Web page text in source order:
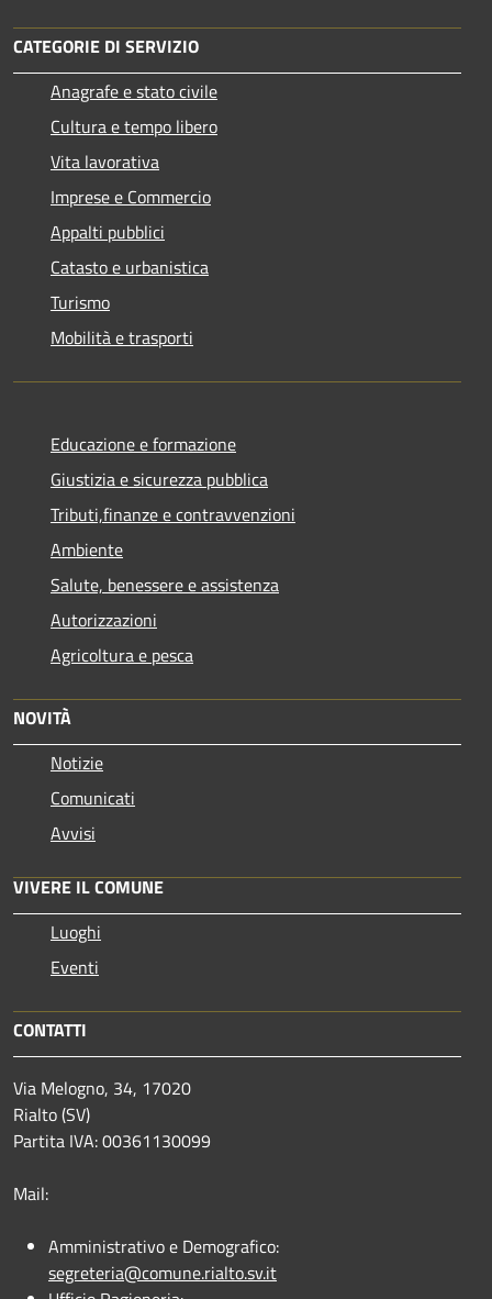
CATEGORIE DI SERVIZIO
Anagrafe e stato civile
Cultura e tempo libero
Vita lavorativa
Imprese e Commercio
Appalti pubblici
Catasto e urbanistica
Turismo
Mobilità e trasporti
Educazione e formazione
Giustizia e sicurezza pubblica
Tributi,finanze e contravvenzioni
Ambiente
Salute, benessere e assistenza
Autorizzazioni
Agricoltura e pesca
NOVITÀ
Notizie
Comunicati
Avvisi
VIVERE IL COMUNE
Luoghi
Eventi
CONTATTI
Via Melogno, 34, 17020
Rialto (SV)
Partita IVA: 00361130099
Mail:
Amministrativo e Demografico:
segreteria@comune.rialto.sv.it